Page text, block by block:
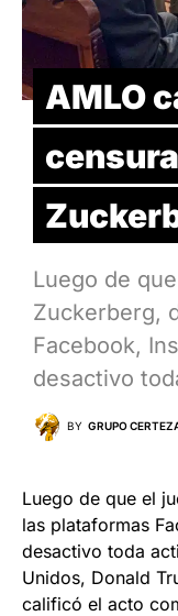
AMLO
Luego de
Zuckerberg,
Facebook,
desactivo
BY GRUPO
Luego de que el
las plataformas
desactivo toda
Unidos, Donald
calificó el acto